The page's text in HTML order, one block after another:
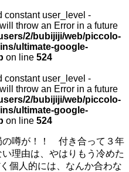
constant user_level -
throw an Error in a future
2/bubijiji/web/piccolo-
ultimate-google-
on line 524
constant user_level -
throw an Error in a future
2/bubijiji/web/piccolo-
ultimate-google-
on line 524
の噂が！！ 付き合って３年
理由は、やはりもう冷めた
個人的には、なんか合わな